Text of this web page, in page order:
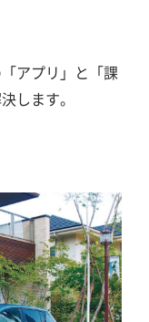
アプリ」と「課
します。